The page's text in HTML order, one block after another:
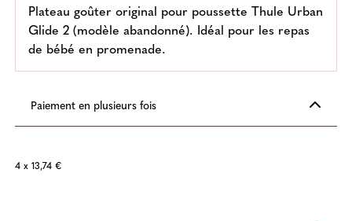
Plateau goûter original pour poussette Thule Urban
Glide 2 (modèle abandonné). Idéal pour les repas
de bébé en promenade.
Paiement en plusieurs fois
4 x 13,74 €